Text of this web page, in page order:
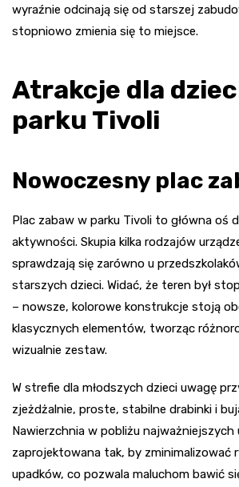
wyraźnie odcinają się od starszej
stopniowo zmienia się to miejsce.
Atrakcje dla
parku Tivoli
Nowoczesny plac
Plac zabaw w parku Tivoli to główna oś
aktywności. Skupia kilka rodzajów
sprawdzają się zarówno u
starszych dzieci. Widać, że teren był
– nowsze, kolorowe konstrukcje stoją
klasycznych elementów, tworząc
wizualnie zestaw.
W strefie dla młodszych dzieci uwagę
zjeżdżalnie, proste, stabilne drabinki i
Nawierzchnia w pobliżu najważniejszych
zaprojektowana tak, by zminimalizować
upadków, co pozwala maluchom bawić